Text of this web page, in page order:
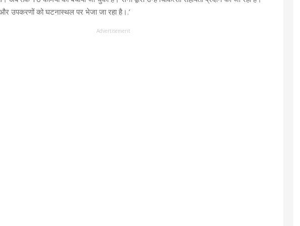
उपकरणों को घटनास्थल पर भेजा जा रहा है।.’
Advertisement